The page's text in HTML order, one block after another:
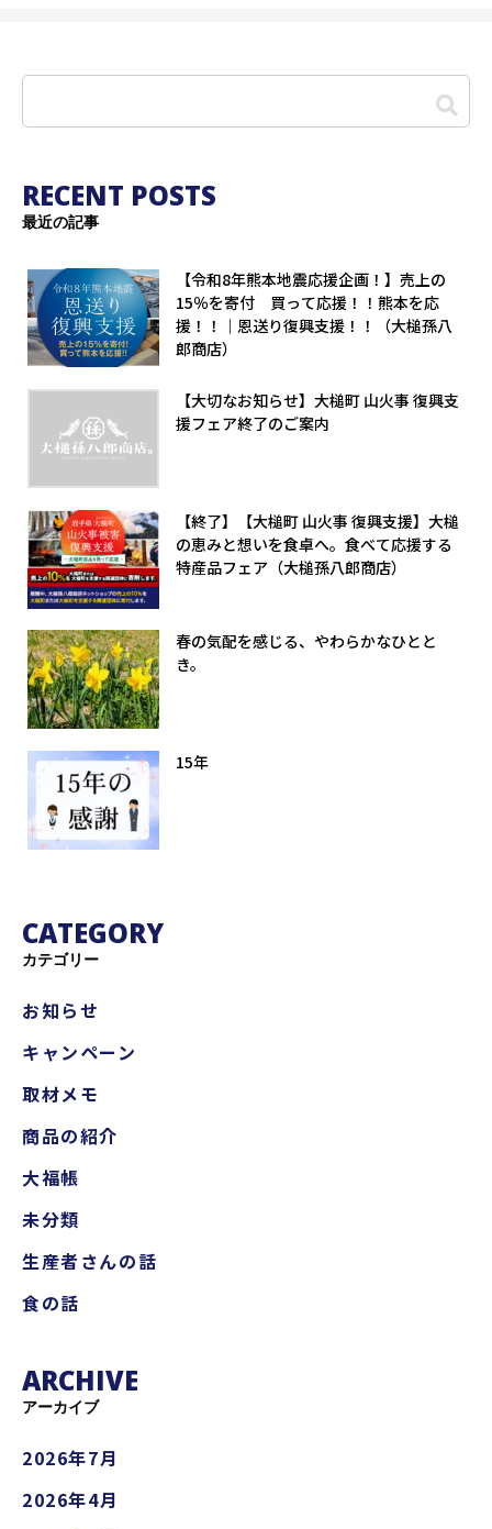
RECENT POSTS
最近の記事
【令和8年熊本地震応援企画！】売上の
15％を寄付 買って応援！！熊本を応
援！！｜恩送り復興支援！！（大槌孫八
郎商店）
【大切なお知らせ】大槌町 山火事 復興支
援フェア終了のご案内
【終了】【大槌町 山火事 復興支援】大槌
の恵みと想いを食卓へ。食べて応援する
特産品フェア（大槌孫八郎商店）
春の気配を感じる、やわらかなひとと
き。
15年
CATEGORY
カテゴリー
お知らせ
キャンペーン
取材メモ
商品の紹介
大福帳
未分類
生産者さんの話
食の話
ARCHIVE
アーカイブ
2026年7月
2026年4月